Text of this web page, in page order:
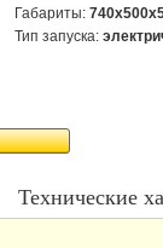
Габариты:
Тип запуска:
Технические